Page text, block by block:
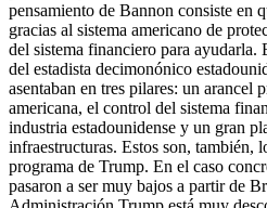
pensamiento de Bannon consiste en
gracias al sistema americano de
del sistema financiero para ayudarla.
del estadista decimonónico
asentaban en tres pilares: un arancel
americana, el control del sistema
industria estadounidense y un gran
infraestructuras. Estos son, también,
programa de Trump. En el caso
pasaron a ser muy bajos a partir de